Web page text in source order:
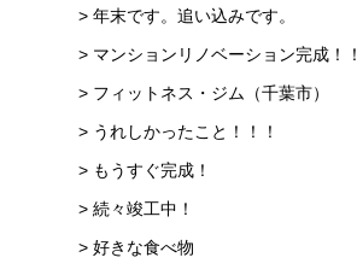
> 年末です。追い込みです。
> マンションリノベーション完成！！
> フィットネス・ジム（千葉市）
> うれしかったこと！！！
> もうすぐ完成！
> 続々竣工中！
> 好きな食べ物